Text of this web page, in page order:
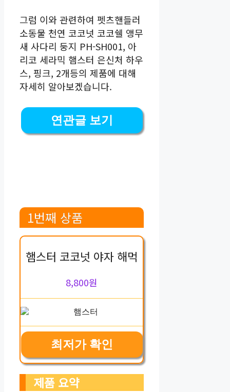
그럼 이와 관련하여 펫츠핸들러
소동물 천연 코코넛 코코쉘 앵무
새 사다리 둥지 PH-SH001, 아
리코 세라믹 햄스터 은신처 하우
스, 핑크, 2개등의 제품에 대해
자세히 알아보겠습니다.
연관글 보기
1번째 상품
햄스터 코코넛 야자 해먹
8,800원
최저가 확인
제품 요약